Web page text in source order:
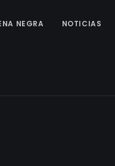
NEGRA NOTICIAS